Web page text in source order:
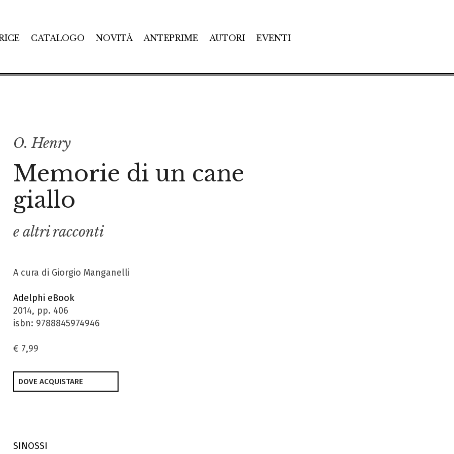
CATALOGO NOVITÀ ANTEPRIME AUTORI EVENTI
O. Henry
Memorie di un cane
giallo
e altri racconti
A cura di Giorgio Manganelli
Adelphi eBook
2014, pp. 406
isbn: 9788845974946
€ 7,99
DOVE ACQUISTARE
SINOSSI